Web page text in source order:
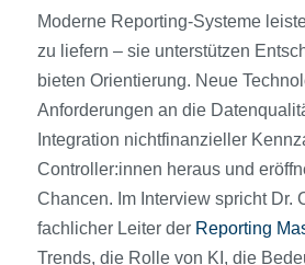
Moderne Reporting-Systeme
zu liefern – sie unterstützen
bieten Orientierung. Neue
Anforderungen an die
Integration nichtfinanzieller
Controller:innen heraus und
Chancen. Im Interview spricht Dr.
fachlicher Leiter der Reporting
Trends, die Rolle von KI, die